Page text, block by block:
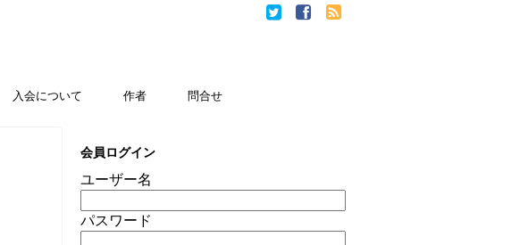
入会について 作者 問合せ
会員ログイン
ユーザー名
パスワード